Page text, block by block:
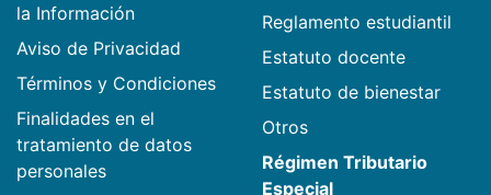
la Información
Aviso de Privacidad
Términos y Condiciones
Finalidades en el
tratamiento de datos
personales
Reglamento estudiantil
Estatuto docente
Estatuto de bienestar
Otros
Régimen Tributario
Especial